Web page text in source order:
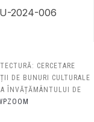
2024-006
CERCETARE
DE BUNURI CULTURALE
ÎNVĂȚĂMÂNTULUI DE